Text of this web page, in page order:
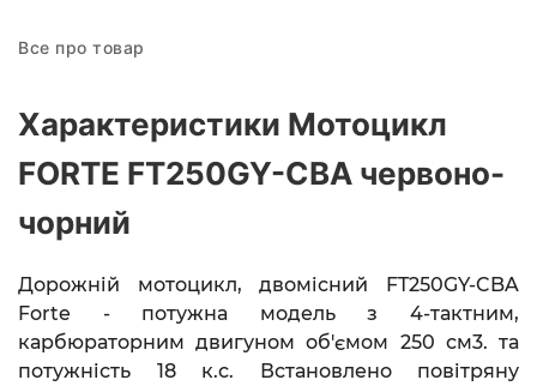
Все про товар
Характеристики Мотоцикл
FORTE FT250GY-CBA червоно-
чорний
Дорожній мотоцикл, двомісний FT250GY-CBA
Forte - потужна модель з 4-тактним,
карбюраторним двигуном об'ємом 250 см3. та
потужність 18 к.с. Встановлено повітряну